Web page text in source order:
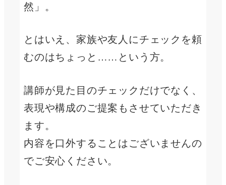
然」。
とはいえ、家族や友人にチェックを頼
むのはちょっと……という方。
講師が見た目のチェックだけでなく、
表現や構成のご提案もさせていただき
ます。
内容を口外することはございませんの
でご安心ください。